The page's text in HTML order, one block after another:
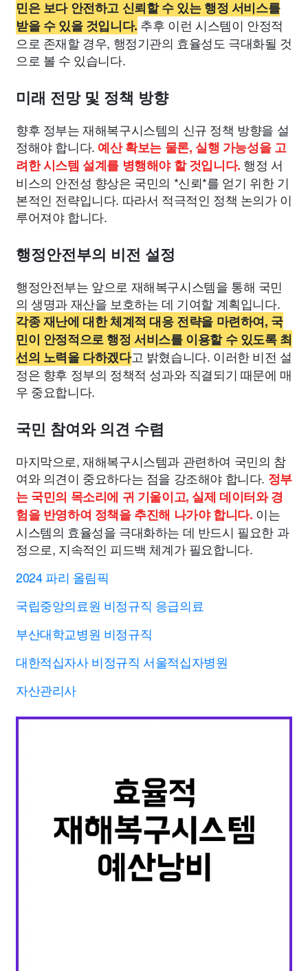
민은 보다 안전하고 신뢰할 수 있는 행정 서비스를
받을 수 있을 것입니다. 추후 이런 시스템이 안정적
으로 존재할 경우, 행정기관의 효율성도 극대화될 것
으로 볼 수 있습니다.
미래 전망 및 정책 방향
향후 정부는 재해복구시스템의 신규 정책 방향을 설
정해야 합니다. 예산 확보는 물론, 실행 가능성을 고
려한 시스템 설계를 병행해야 할 것입니다. 행정 서
비스의 안전성 향상은 국민의 *신뢰*를 얻기 위한 기
본적인 전략입니다. 따라서 적극적인 정책 논의가 이
루어져야 합니다.
행정안전부의 비전 설정
행정안전부는 앞으로 재해복구시스템을 통해 국민
의 생명과 재산을 보호하는 데 기여할 계획입니다.
각종 재난에 대한 체계적 대응 전략을 마련하여, 국
민이 안정적으로 행정 서비스를 이용할 수 있도록 최
선의 노력을 다하겠다고 밝혔습니다. 이러한 비전 설
정은 향후 정부의 정책적 성과와 직결되기 때문에 매
우 중요합니다.
국민 참여와 의견 수렴
마지막으로, 재해복구시스템과 관련하여 국민의 참
여와 의견이 중요하다는 점을 강조해야 합니다. 정부
는 국민의 목소리에 귀 기울이고, 실제 데이터와 경
험을 반영하여 정책을 추진해 나가야 합니다. 이는
시스템의 효율성을 극대화하는 데 반드시 필요한 과
정으로, 지속적인 피드백 체계가 필요합니다.
2024 파리 올림픽
국립중앙의료원 비정규직 응급의료
부산대학교병원 비정규직
대한적십자사 비정규직 서울적십자병원
자산관리사